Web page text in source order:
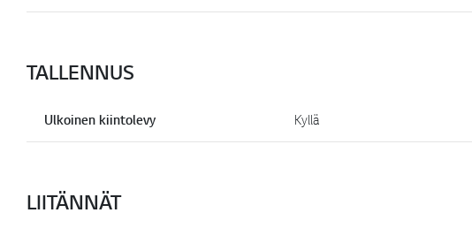
TALLENNUS
Ulkoinen kiintolevy Kyllä
LIITÄNNÄT